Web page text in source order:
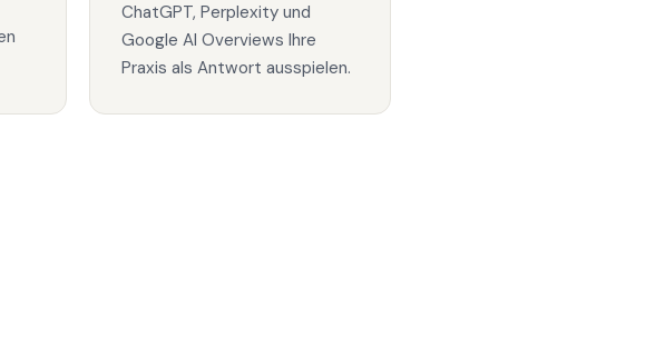
ChatGPT, Perplexity und
Google AI Overviews Ihre
Praxis als Antwort ausspielen.